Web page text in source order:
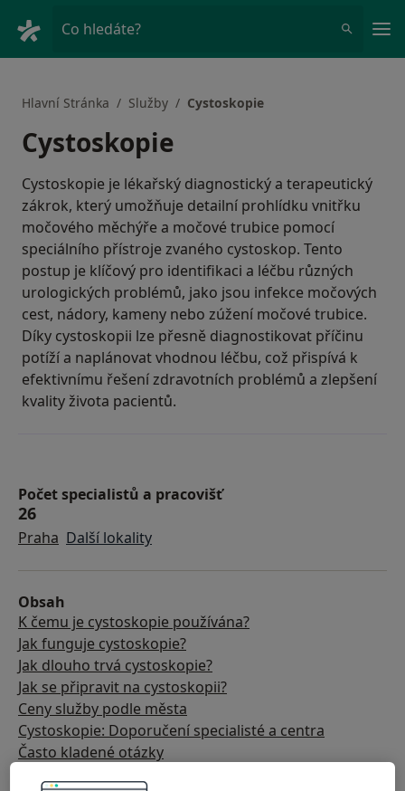
Co hledáte?
Hlavní Stránka Služby Cystoskopie
Cystoskopie
Cystoskopie je lékařský diagnostický a terapeutický
zákrok, který umožňuje detailní prohlídku vnitřku
močového měchýře a močové trubice pomocí
speciálního přístroje zvaného cystoskop. Tento
postup je klíčový pro identifikaci a léčbu různých
urologických problémů, jako jsou infekce močových
cest, nádory, kameny nebo zúžení močové trubice.
Díky cystoskopii lze přesně diagnostikovat příčinu
potíží a naplánovat vhodnou léčbu, což přispívá k
efektivnímu řešení zdravotních problémů a zlepšení
kvality života pacientů.
Počet specialistů a pracovišť
26
Praha Další lokality
Obsah
K čemu je cystoskopie používána?
Jak funguje cystoskopie?
Jak dlouho trvá cystoskopie?
Jak se připravit na cystoskopii?
Ceny služby podle města
Cystoskopie: Doporučení specialisté a centra
Často kladené otázky